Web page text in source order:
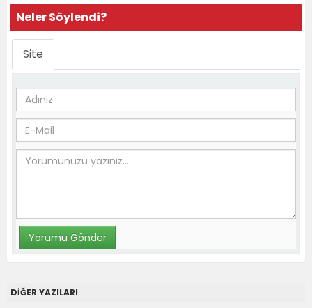
Neler Söylendi?
Site
DİĞER YAZILARI